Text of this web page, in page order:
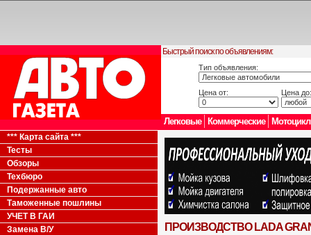
Быстрый поиск по объявлениям:
Тип объявления:
Цена от: Цена до:
Легковые Коммерческие
*** Карта сайта ***
Тесты
Обзоры
Техбюро
Подержанные авто
Таможенные пошлины
УЧЕТ В ГАИ
Замена В/У
ПРОИЗВОДСТВО LADA